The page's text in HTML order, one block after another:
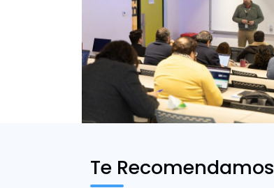
Te Recomendamos